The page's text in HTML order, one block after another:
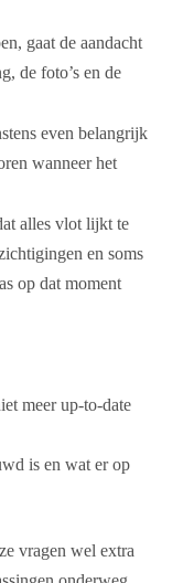
gaat de aandacht
de foto’s en de
even belangrijk
wanneer het
alles vlot lijkt te
en soms
op dat moment
meer up-to-date
is en wat er op
vragen wel extra